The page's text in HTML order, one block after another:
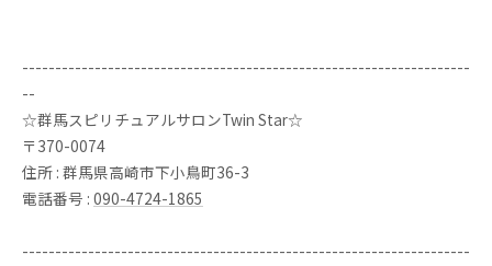
--------------------------------------------------------------------
--
☆群馬スピリチュアルサロンTwin Star☆
〒370-0074
住所 : 群馬県高崎市下小鳥町36-3
電話番号 : 090-4724-1865
--------------------------------------------------------------------